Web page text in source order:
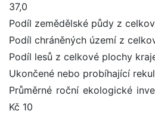
37,0
Podíl zemědělské půdy z
Podíl chráněných území z
Podíl lesů z celkové plochy
Ukončené nebo probíhající
Průměrné roční ekologické
Kč 10